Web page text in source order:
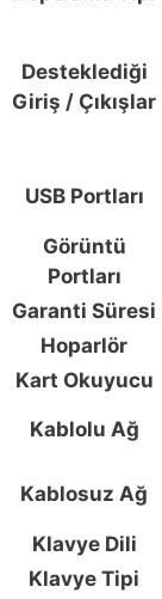
Desteklediği
Giriş / Çıkışlar
USB Portları
Görüntü
Portları
Garanti Süresi
Hoparlör
Kart Okuyucu
Kablolu Ağ
Kablosuz Ağ
Klavye Dili
Klavye Tipi